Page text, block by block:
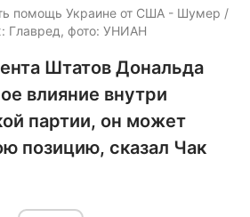
помощь Украине от США - Шумер /
Главред, фото: УНИАН
Штатов Дональда
влияние внутри
партии, он может
позицию, сказал Чак